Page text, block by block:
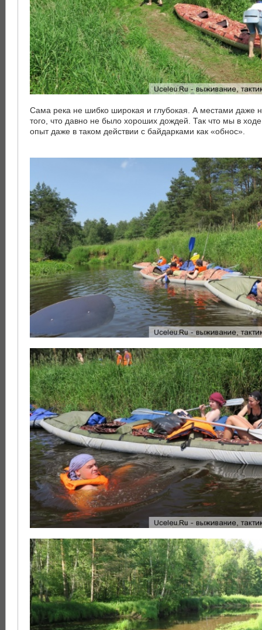
Сама река не шибко широкая и глубокая. А местами даже
того, что давно не было хороших дождей. Так что мы в
опыт даже в таком действии с байдарками как «обнос».